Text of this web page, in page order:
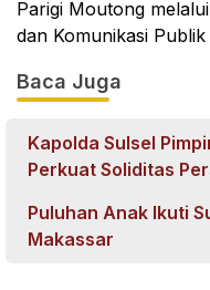
Parigi Moutong
dan Komunikasi Publik
Baca Juga
Kapolda Sulsel
Perkuat Soliditas
Puluhan Anak Ikuti
Makassar